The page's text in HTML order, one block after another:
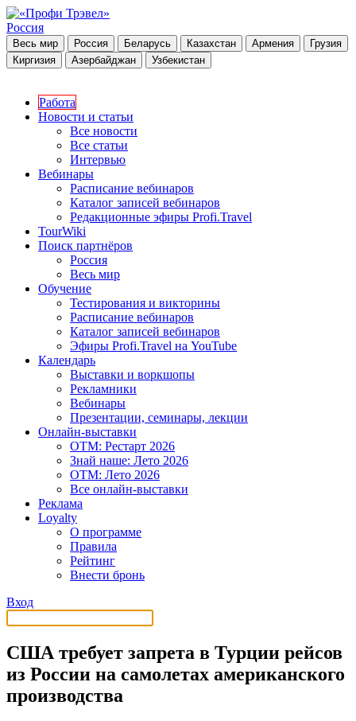
Россия
Весь мир Россия Беларусь Казахстан Армения
Грузия
Киргизия
Азербайджан Узбекистан
Работа
Новости и статьи
Все новости
Все статьи
Интервью
Вебинары
Расписание вебинаров
Каталог записей вебинаров
Редакционные эфиры Profi.Travel
TourWiki
Поиск партнёров
Россия
Весь мир
Обучение
Тестирования и викторины
Расписание вебинаров
Каталог записей вебинаров
Эфиры Profi.Travel на YouTube
Календарь
Выставки и воркшопы
Рекламники
Вебинары
Презентации, семинары, лекции
Онлайн-выставки
OTM: Рестарт 2026
Знай наше: Лето 2026
OTM: Лето 2026
Все онлайн-выставки
Реклама
Loyalty
О программе
Правила
Рейтинг
Внести бронь
Вход
США требует запрета в Турции рейсов
из России на самолетах американского
производства